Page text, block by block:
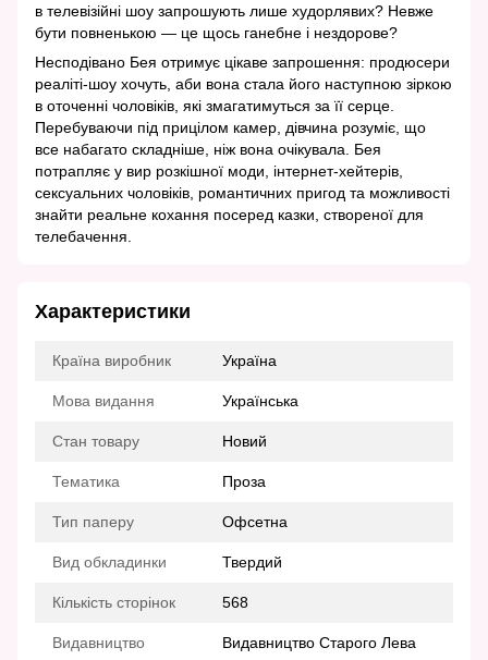
в телевізійні шоу запрошують лише худорлявих? Невже
бути повненькою — це щось ганебне і нездорове?
Несподівано Бея отримує цікаве запрошення: продюсери
реаліті-шоу хочуть, аби вона стала його наступною зіркою
в оточенні чоловіків, які змагатимуться за її серце.
Перебуваючи під прицілом камер, дівчина розуміє, що
все набагато складніше, ніж вона очікувала. Бея
потрапляє у вир розкішної моди, інтернет-хейтерів,
сексуальних чоловіків, романтичних пригод та можливості
знайти реальне кохання посеред казки, створеної для
телебачення.
Характеристики
Країна виробник Україна
Мова видання Українська
Стан товару Новий
Тематика Проза
Тип паперу Офсетна
Вид обкладинки Твердий
Кількість сторінок 568
Видавництво Видавництво Старого Лева